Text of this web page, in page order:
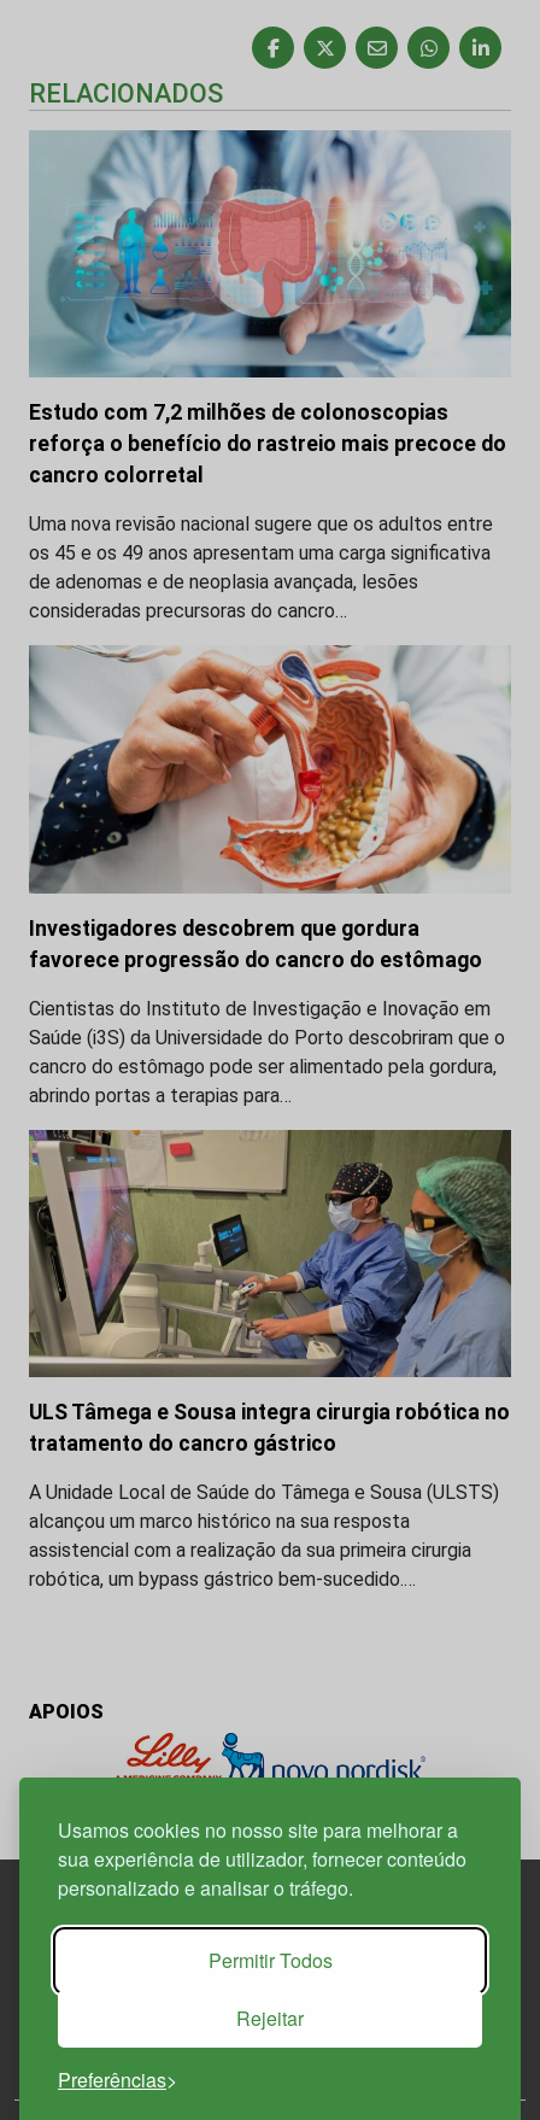
Usamos cookies no nosso site para melhorar a
sua experiência de utilizador, fornecer conteúdo
personalizado e analisar o tráfego.
Permitir Todos
Rejeitar
Preferências
RELACIONADOS
Estudo com 7,2 milhões de colonoscopias
reforça o benefício do rastreio mais precoce do
cancro colorretal
Uma nova revisão nacional sugere que os adultos entre
os 45 e os 49 anos apresentam uma carga significativa
de adenomas e de neoplasia avançada, lesões
consideradas precursoras do cancro…
Investigadores descobrem que gordura
favorece progressão do cancro do estômago
Cientistas do Instituto de Investigação e Inovação em
Saúde (i3S) da Universidade do Porto descobriram que o
cancro do estômago pode ser alimentado pela gordura,
abrindo portas a terapias para…
ULS Tâmega e Sousa integra cirurgia robótica no
tratamento do cancro gástrico
A Unidade Local de Saúde do Tâmega e Sousa (ULSTS)
alcançou um marco histórico na sua resposta
assistencial com a realização da sua primeira cirurgia
robótica, um bypass gástrico bem-sucedido.…
APOIOS
Edif. Lisboa Oriente | Av. Infante D. Henrique, n.º 333H, esc.
1800-282 Lisboa | Portugal